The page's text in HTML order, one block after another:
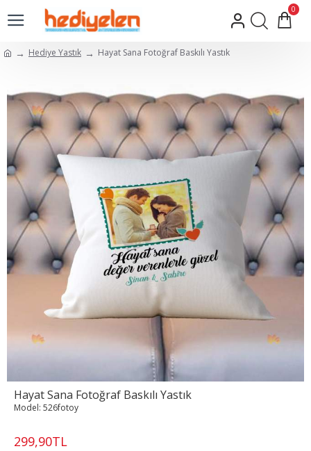
0
Hediye Yastık Hayat Sana Fotoğraf Baskılı Yastık
Hayat Sana Fotoğraf Baskılı Yastık
299,90TL
Model: 526fotoy